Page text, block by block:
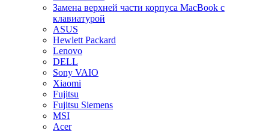
Замена верхней части корпуса MacBook с
клавиатурой
ASUS
Hewlett Packard
Lenovo
DELL
Sony VAIO
Xiaomi
Fujitsu
Fujitsu Siemens
MSI
Acer